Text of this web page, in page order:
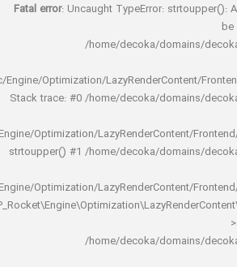
Fatal error : Uncaught TypeError:
/home/decoka/
rocket/inc/Engine/Optimization/
Stack trace: #0 /home/decoka/
rocket/inc/Engine/Optimization/
strtoupper() #1 /home/decoka/
rocket/inc/Engine/Optimization/
/home/decoka/